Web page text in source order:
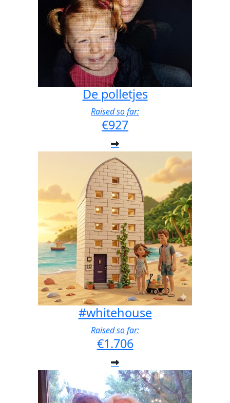
De polletjes
Raised so far:
€927
#whitehouse
Raised so far:
€1.706